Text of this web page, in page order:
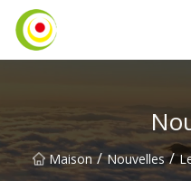
Maison / Nouvelles /